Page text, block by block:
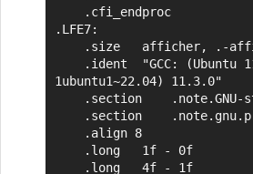
.LFE7:
1ubuntu1~22.04) 11.3.0"